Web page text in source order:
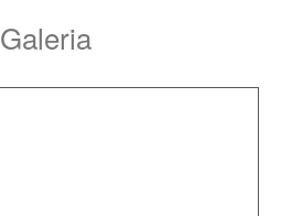
Galeria